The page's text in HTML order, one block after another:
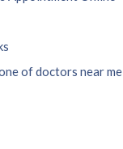
of doctors near me